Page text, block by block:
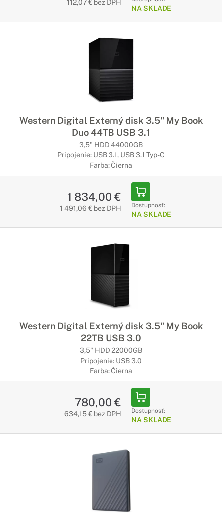
112,07 € bez DPH
NA SKLADE
Western Digital Externý disk 3.5" My Book
Duo 44TB USB 3.1
3,5" HDD 44000GB
Pripojenie: USB 3.1, USB 3.1 Typ-C
Farba: Čierna
1 834,00 €
1 491,06 € bez DPH Dostupnosť:
NA SKLADE
Western Digital Externý disk 3.5" My Book
22TB USB 3.0
3,5" HDD 22000GB
Pripojenie: USB 3.0
Farba: Čierna
780,00 €
634,15 € bez DPH Dostupnosť:
NA SKLADE